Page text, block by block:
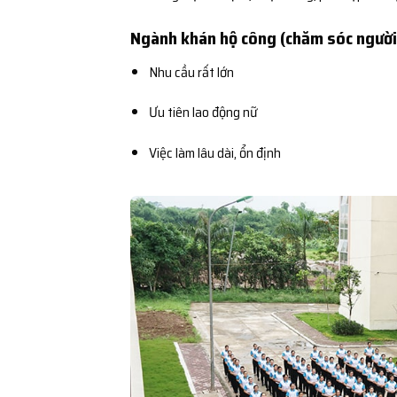
Ngành khán hộ công (chăm sóc
Nhu cầu rất lớn
Ưu tiên lao động nữ
Việc làm lâu dài, ổn định